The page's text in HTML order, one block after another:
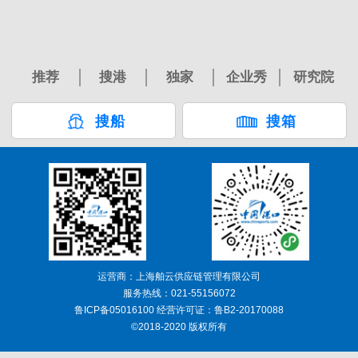
推荐 搜港 独家 企业秀 研究院
搜船 搜箱
运营商：上海舶云供应链管理有限公司
服务热线：021-55156072
鲁ICP备05016100 经营许可证：鲁B2-20170088
©2018-2020 版权所有